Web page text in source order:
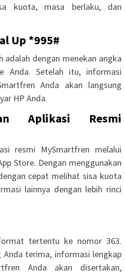
kuota, masa berlaku, dan
Up *995#
adalah dengan menekan angka
Anda. Setelah itu, informasi
Anda akan langsung
HP Anda.
Aplikasi Resmi
resmi MySmartfren melalui
Store. Dengan menggunakan
cepat melihat sisa kuota
lainnya dengan lebih rinci
tertentu ke nomor 363.
Anda terima, informasi lengkap
Anda akan disertakan,